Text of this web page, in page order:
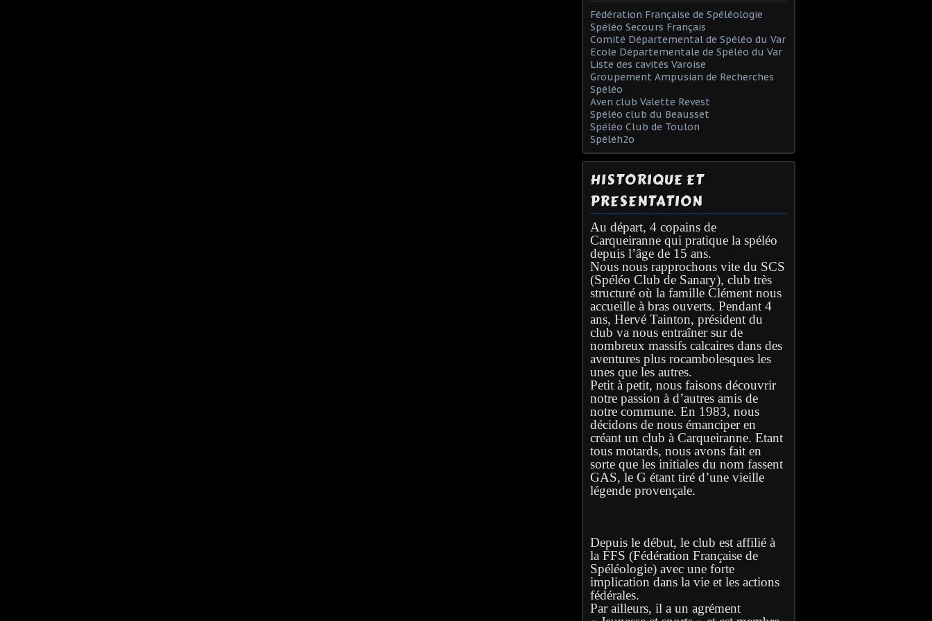
Fédération Française de Spéléologie
Spéléo Secours Français
Comité Départemental de Spéléo du Var
Ecole Départementale de Spéléo du Var
Liste des cavités Varoise
Groupement Ampusian de Recherches
Spéléo
Aven club Valette Revest
Spéléo club du Beausset
Spéléo Club de Toulon
Spéléh2o
HISTORIQUE ET
PRESENTATION
Au départ, 4 copains de
Carqueiranne qui pratique la spéléo
depuis l’âge de 15 ans.
Nous nous rapprochons vite du SCS
(Spéléo Club de Sanary), club très
structuré où la famille Clément nous
accueille à bras ouverts. Pendant 4
ans, Hervé Tainton, président du
club va nous entraîner sur de
nombreux massifs calcaires dans des
aventures plus rocambolesques les
unes que les autres.
Petit à petit, nous faisons découvrir
notre passion à d’autres amis de
notre commune. En 1983, nous
décidons de nous émanciper en
créant un club à Carqueiranne. Etant
tous motards, nous avons fait en
sorte que les initiales du nom fassent
GAS, le G étant tiré d’une vieille
légende provençale.
Depuis le début, le club est affilié à
la FFS (Fédération Française de
Spéléologie) avec une forte
implication dans la vie et les actions
fédérales.
Par ailleurs, il a un agrément